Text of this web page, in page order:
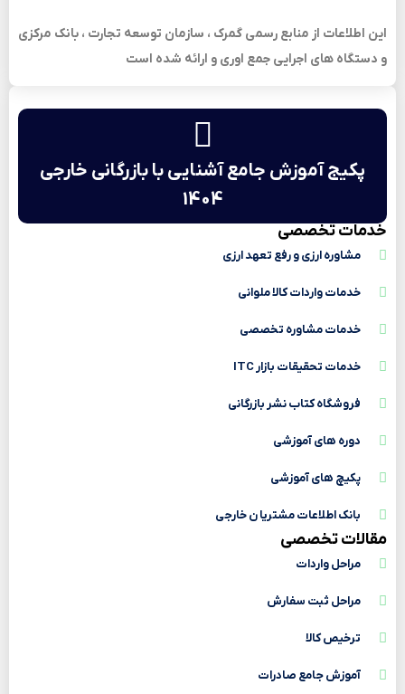
پکیج آموزش جامع آشنایی با بازرگانی خارجی
1404
خدمات تخصصی
مشاوره ارزی و رفع تعهد ارزی
خدمات واردات کالا ملوانی
خدمات مشاوره تخصصی
خدمات تحقیقات بازار ITC
فروشگاه کتاب نشر بازرگانی
دوره های آموزشی
پکیچ های آموزشی
بانک اطلاعات مشتریا ن خارجی
مقالات تخصصی
مراحل واردات
مراحل ثبت سفارش
ترخیص کالا
آموزش جامع صادرات
این اطلاعات از منابع رسمی گمرک ، سازمان توسعه تجارت ، بانک مرکزی
و دستگاه های اجرایی جمع اوری و ارائه شده است